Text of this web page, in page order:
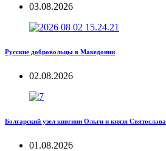
03.08.2026
Русские добровольцы в Македонии
02.08.2026
Болгарский узел княгини Ольги и князя Святослава
01.08.2026